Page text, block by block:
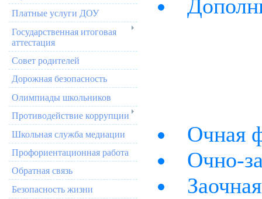
Платные услуги ДОУ
Государственная итоговая
аттестация
Совет родителей
Дорожная безопасность
Олимпиады школьников
Противодействие коррупции
Школьная служба медиации
Профориентационная работа
Обратная связь
Безопасность жизни
Очная
Очно-